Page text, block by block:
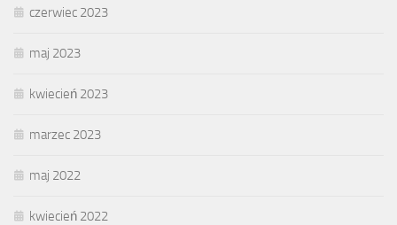
czerwiec 2023
maj 2023
kwiecień 2023
marzec 2023
maj 2022
kwiecień 2022